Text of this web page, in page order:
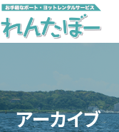
アーカイブ